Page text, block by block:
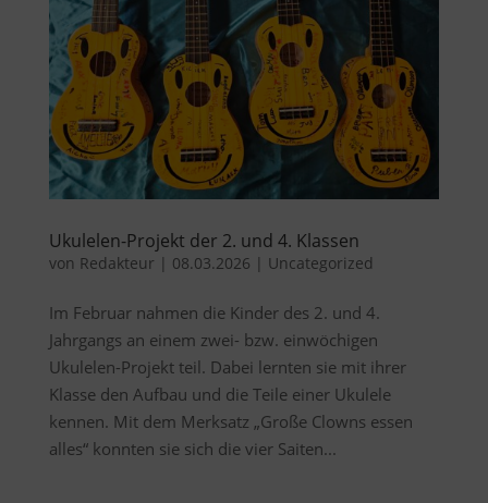
Ukulelen-Projekt der 2. und 4. Klassen
von Redakteur | 08.03.2026 | Uncategorized
Im Februar nahmen die Kinder des 2. und 4.
Jahrgangs an einem zwei- bzw. einwöchigen
Ukulelen-Projekt teil. Dabei lernten sie mit ihrer
Klasse den Aufbau und die Teile einer Ukulele
kennen. Mit dem Merksatz „Große Clowns essen
alles“ konnten sie sich die vier Saiten...